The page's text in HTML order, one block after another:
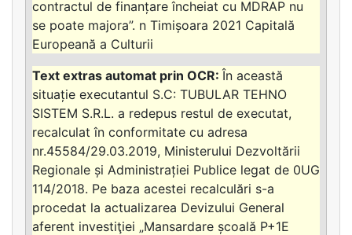
contractul de finanțare încheiat cu MDRAP nu
se poate majora”. n Timișoara 2021 Capitală
Europeană a Culturii
În această
situație executantul S.C: TUBULAR TEHNO
SISTEM S.R.L. a redepus restul de executat,
recalculat în conformitate cu adresa
nr.45584/29.03.2019, Ministerului Dezvoltării
Regionale și Administrației Publice legat de 0UG
114/2018. Pe baza acestei recalculări s-a
procedat la actualizarea Devizului General
aferent investiţiei „Mansardare școală P+1E